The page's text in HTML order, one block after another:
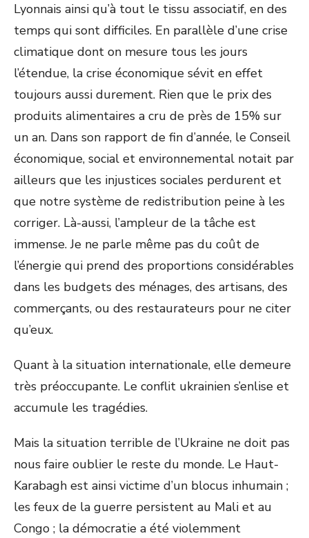
Lyonnais ainsi qu’à tout le tissu associatif, en des
temps qui sont difficiles. En parallèle d’une crise
climatique dont on mesure tous les jours
l’étendue, la crise économique sévit en effet
toujours aussi durement. Rien que le prix des
produits alimentaires a cru de près de 15% sur
un an. Dans son rapport de fin d’année, le Conseil
économique, social et environnemental notait par
ailleurs que les injustices sociales perdurent et
que notre système de redistribution peine à les
corriger. Là-aussi, l’ampleur de la tâche est
immense. Je ne parle même pas du coût de
l’énergie qui prend des proportions considérables
dans les budgets des ménages, des artisans, des
commerçants, ou des restaurateurs pour ne citer
qu’eux.
Quant à la situation internationale, elle demeure
très préoccupante. Le conflit ukrainien s’enlise et
accumule les tragédies.
Mais la situation terrible de l’Ukraine ne doit pas
nous faire oublier le reste du monde. Le Haut-
Karabagh est ainsi victime d’un blocus inhumain ;
les feux de la guerre persistent au Mali et au
Congo ; la démocratie a été violemment